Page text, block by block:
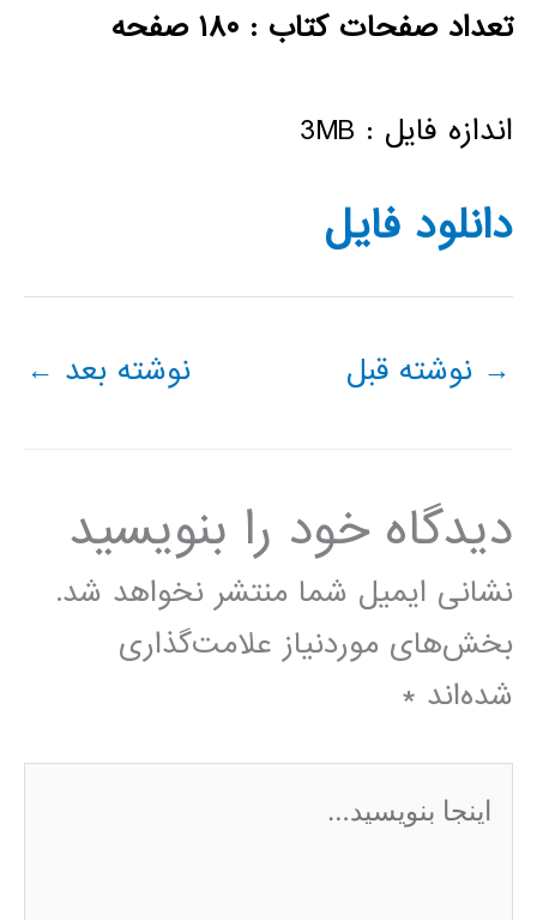
تعداد صفحات کتاب : ۱۸۰ صفحه
اندازه فایل : 3MB
دانلود فايل
→ نوشته قبل نوشته بعد ←
دیدگاه‌ خود را بنویسید
نشانی ایمیل شما منتشر نخواهد شد.
بخش‌های موردنیاز علامت‌گذاری
شده‌اند *
اینجا
بنویسید…